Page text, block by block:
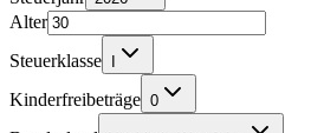
Alter
Steuerklasse
Kinderfreibeträge 0